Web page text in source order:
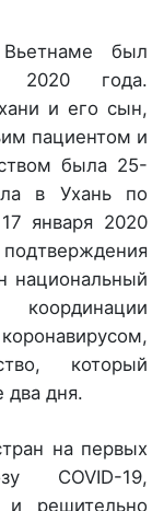
был
2020 года.
и его сын,
пациентом и
была 25-
в Ухань по
января 2020
национальный
который
два дня.
на первых
COVID-19,
и решительно